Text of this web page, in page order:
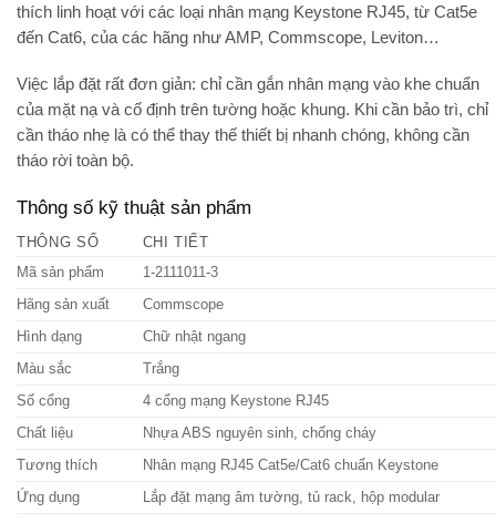
thích linh hoạt với các loại nhân mạng Keystone RJ45, từ Cat5e
đến Cat6, của các hãng như AMP, Commscope, Leviton…
Việc lắp đặt rất đơn giản: chỉ cần gắn nhân mạng vào khe chuẩn
của mặt nạ và cố định trên tường hoặc khung. Khi cần bảo trì, chỉ
cần tháo nhẹ là có thể thay thế thiết bị nhanh chóng, không cần
tháo rời toàn bộ.
Thông số kỹ thuật sản phẩm
THÔNG SỐ
CHI TIẾT
Mã sản phẩm
1-2111011-3
Hãng sản xuất
Commscope
Hình dạng
Chữ nhật ngang
Màu sắc
Trắng
Số cổng
4 cổng mạng Keystone RJ45
Chất liệu
Nhựa ABS nguyên sinh, chống cháy
Tương thích
Nhân mạng RJ45 Cat5e/Cat6 chuẩn Keystone
Ứng dụng
Lắp đặt mạng âm tường, tủ rack, hộp modular